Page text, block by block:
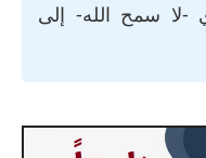
-لا سمح الله- إلى